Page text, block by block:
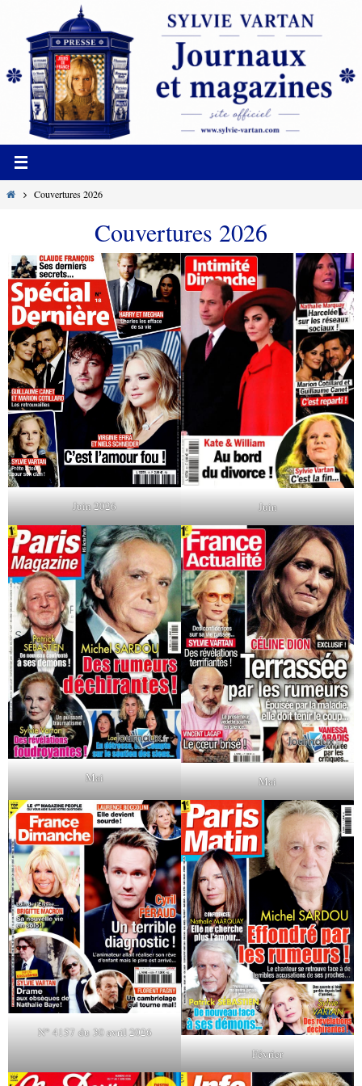
contenu
HomeCouvertures 2026
Couvertures 2026
Juin 2026 Juin
Mai Mai
N° 4157 du 30 avril 2026
Février